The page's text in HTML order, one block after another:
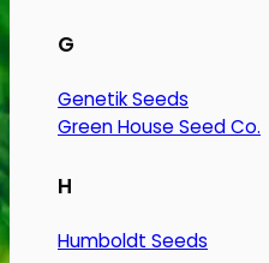
G
Genetik Seeds
Green House Seed Co.
H
Humboldt Seeds